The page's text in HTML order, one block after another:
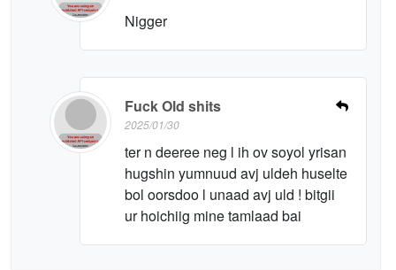
Nigger
Fuck Old shits
2025/01/30
ter n deeree neg l ih ov soyol yrisan
hugshin yumnuud avj uldeh huselte
bol oorsdoo l unaad avj uld ! bitgii
ur hoichiig mine tamlaad bai